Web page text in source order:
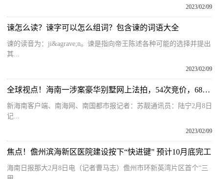
2023/02/09
谏怎么读？谏字可以怎么组词？包含谏的词语大全
谏的读音为：ji&agrave;n。谏是指向帝王陈述各种可能的选择并提出
其...
2023/02/09
全球视点！海南一涉案豪华别墅网上法拍，54次竞价，6800余万成交！
新海南客户端、南海网、南国都市报记者：苏靓通讯员：陆宁2月8日
记...
2023/02/09
焦点！儋州滨海新区医院建设按下“快进键” 预计10月底完工
海南日报那大2月8日电（记者曹马志）儋州市环新英湾片区首个“三